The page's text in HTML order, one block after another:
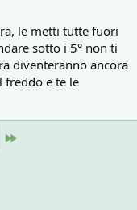
le metti tutte fuori
sotto i 5° non ti
diventeranno ancora
freddo e te le